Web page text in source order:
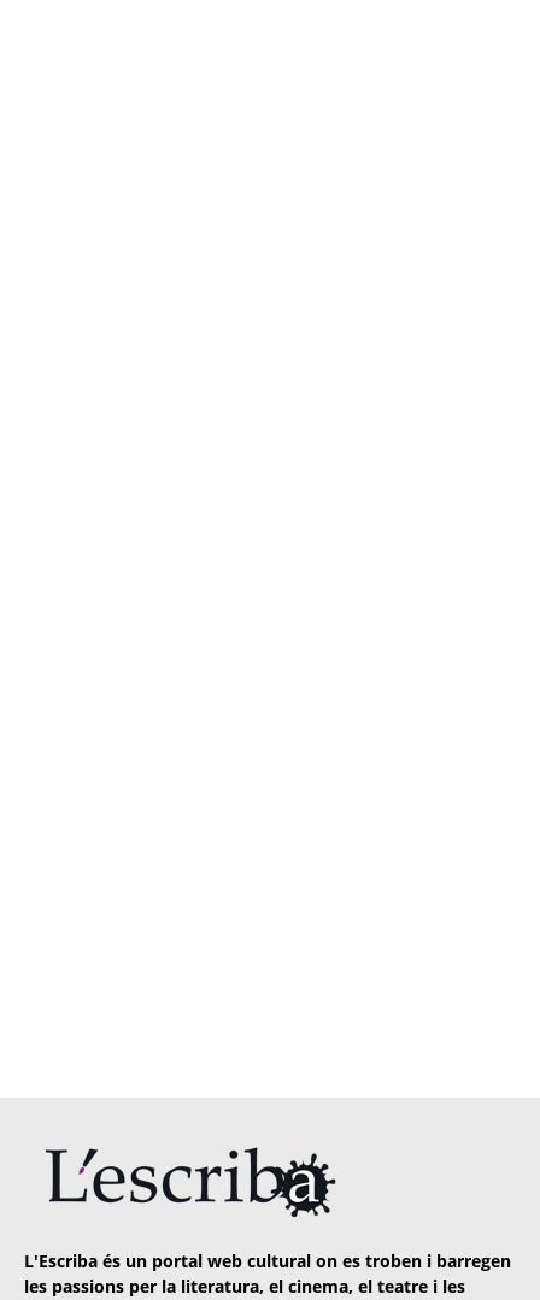
L'Escriba és un portal web cultural on es troben i barregen
les passions per la literatura, el cinema, el teatre i les